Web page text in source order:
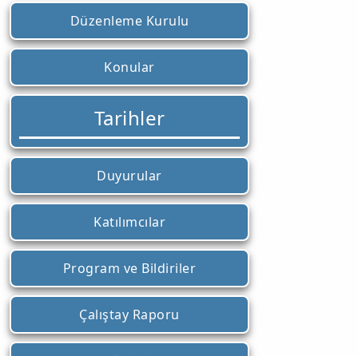
Düzenleme Kurulu
Konular
Tarihler
Duyurular
Katılımcılar
Program ve Bildiriler
Çalıştay Raporu